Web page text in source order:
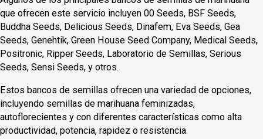
que ofrecen este servicio incluyen 00 Seeds, BSF Seeds,
Buddha Seeds, Delicious Seeds, Dinafem, Eva Seeds, Gea
Seeds, Genehtik, Green House Seed Company, Medical Seeds,
Positronic, Ripper Seeds, Laboratorio de Semillas, Serious
Seeds, Sensi Seeds, y otros.
Estos bancos de semillas ofrecen una variedad de opciones,
incluyendo semillas de marihuana feminizadas,
autoflorecientes y con diferentes características como alta
productividad, potencia, rapidez o resistencia.